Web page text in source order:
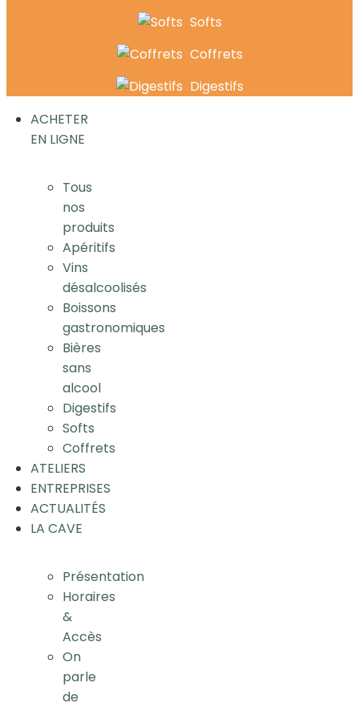
Softs
Coffrets
Digestifs
ACHETER
EN LIGNE
Tous
nos
produits
Apéritifs
Vins
désalcoolisés
Boissons
gastronomiques
Bières
sans
alcool
Digestifs
Softs
Coffrets
ATELIERS
ENTREPRISES
ACTUALITÉS
LA CAVE
Présentation
Horaires
&
Accès
On
parle
de